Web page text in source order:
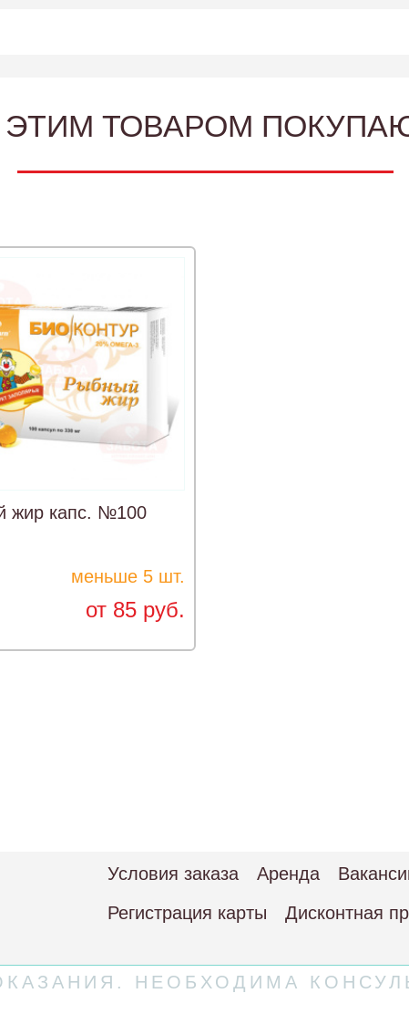
ЭТИМ ТОВАРОМ
жир капс. №100
меньше 5 шт.
от 85 руб.
Условия заказа Аренда
Регистрация карты
Дисконтная
НЕОБХОДИМА